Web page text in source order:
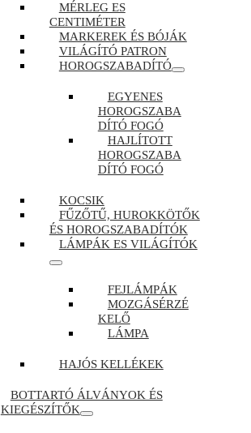
MÉRLEG ES
CENTIMÉTER
MARKEREK ÉS BÓJÁK
VILÁGÍTÓ PATRON
HOROGSZABADÍTÓ
EGYENES
HOROGSZABA
DÍTÓ FOGÓ
HAJLÍTOTT
HOROGSZABA
DÍTÓ FOGÓ
KOCSIK
FŰZŐTŰ, HUROKKÖTŐK
ÉS HOROGSZABADÍTÓK
LÁMPÁK ES VILÁGÍTÓK
FEJLÁMPÁK
MOZGÁSÉRZÉ
KELŐ
LÁMPA
HAJÓS KELLÉKEK
BOTTARTÓ ÁLVÁNYOK ÉS
KIEGÉSZÍTŐK